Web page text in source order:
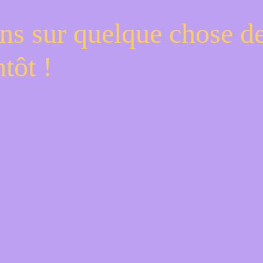
sur quelque chose
!